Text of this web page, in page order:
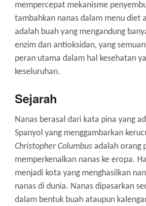
mempercepat mekanisme
tambahkan nanas dalam menu diet
adalah buah yang mengandung
enzim dan antioksidan, yang
peran utama dalam hal kesehatan
keseluruhan.
Sejarah
Nanas berasal dari kata pina yang
Spanyol yang menggambarkan
Christopher Columbus adalah orang
memperkenalkan nanas ke eropa.
menjadi kota yang menghasilkan
nanas di dunia. Nanas dipasarkan
dalam bentuk buah ataupun